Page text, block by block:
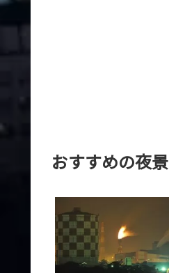
おすすめの夜景